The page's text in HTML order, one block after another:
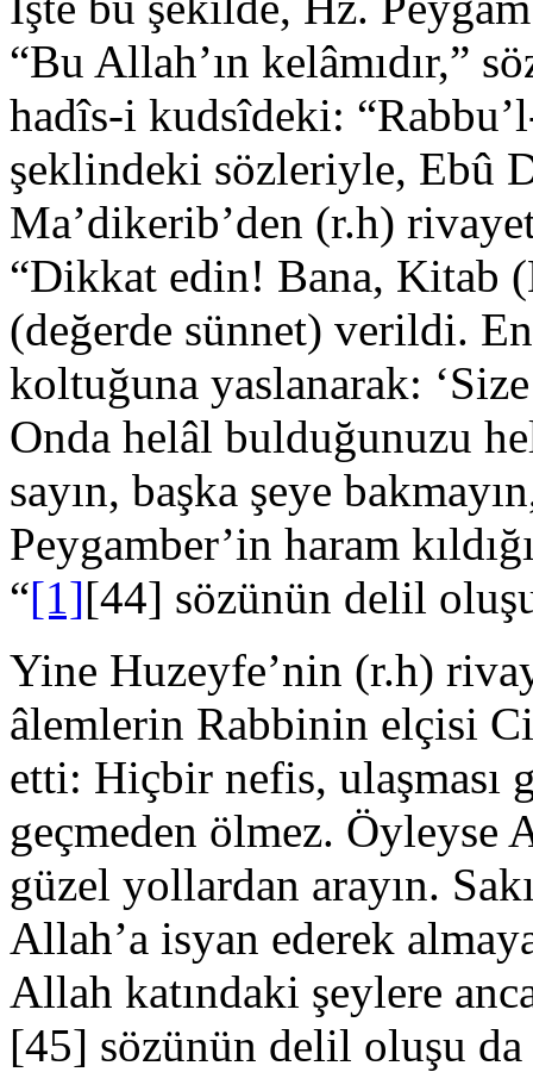
“Bu Allah’ın kelâmıdır,”
hadîs-i kudsîdeki:
şeklindeki sözleriyle, Ebû
Ma’dikerib’den (r.h)
“Dikkat edin! Bana, Kitab
(değerde sünnet) verildi.
koltuğuna yaslanarak:
Onda helâl bulduğunuzu
sayın, başka şeye
Peygamber’in haram
“[1][44] sözünün delil
Yine Huzeyfe’nin (r.h)
âlemlerin Rabbinin elçisi
etti: Hiç­bir nefis, ulaşması
geçmeden ölmez. Öyleyse
güzel yollardan arayın.
Allah’a isyan ederek
Allah katındaki şeylere
[45] sözünün delil oluşu